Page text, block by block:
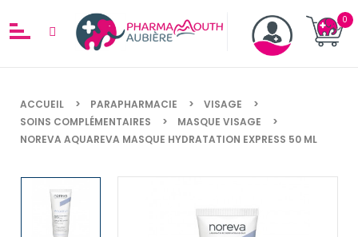
ACCUEIL PARAPHARMACIE
VISAGE
SOINS COMPLÉMENTAIRES
MASQUE VISAGE
NOREVA AQUAREVA MASQUE HYDRATATION EXPRESS 50 ML